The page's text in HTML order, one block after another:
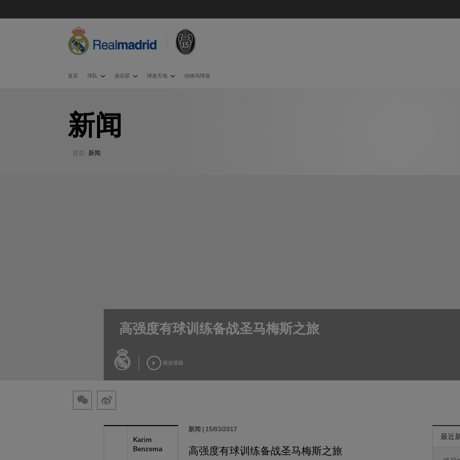
首页 球队 俱乐部 球迷天地 伯纳乌球场
新闻
首页 · 新闻
高强度有球训练备战圣马梅斯之旅
播放视频
新闻 | 15/03/2017
高强度有球训练备战圣马梅斯之旅
Karim
Benzema
最近